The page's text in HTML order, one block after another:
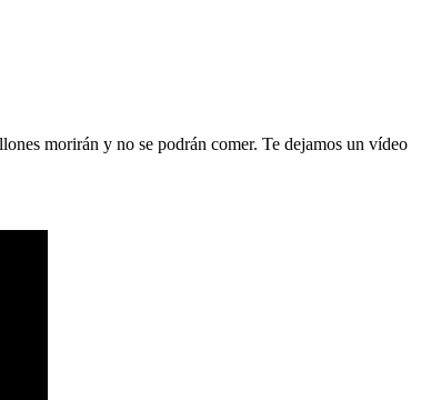
morirán y no se podrán comer. Te dejamos un vídeo